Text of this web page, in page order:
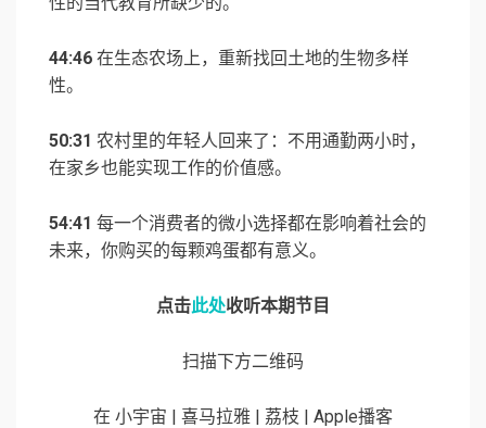
44:46 在生态农场上，重新找回土地的生物多样
性。
50:31 农村里的年轻人回来了：不用通勤两小时，
在家乡也能实现工作的价值感。
54:41 每一个消费者的微小选择都在影响着社会的
未来，你购买的每颗鸡蛋都有意义。
点击此处收听本期节目
扫描下方二维码
在 小宇宙 | 喜马拉雅 | 荔枝 | Apple播客